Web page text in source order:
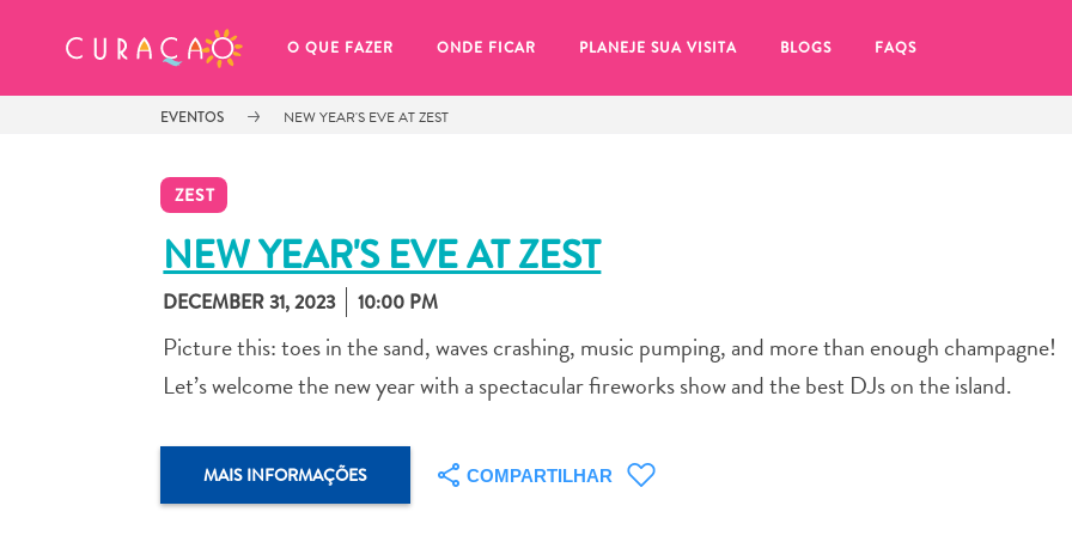
O QUE FAZER ONDE FICAR PLANEJE SUA VISITA BLOGS FAQS
EVENTOS NEW YEAR'S EVE AT ZEST
ZEST
NEW YEAR'S EVE AT ZEST
DECEMBER 31, 2023 10:00 PM
Picture this: toes in the sand, waves crashing, music pumping, and more than enough champagne!
Let’s welcome the new year with a spectacular fireworks show and the best DJs on the island.
MAIS INFORMAÇÕES COMPARTILHAR
MEUS FAVORITOS
Você ainda não salvou nenhum
Sempre que você quiser salvar algo para mais tarde, certifique-se de clicar no